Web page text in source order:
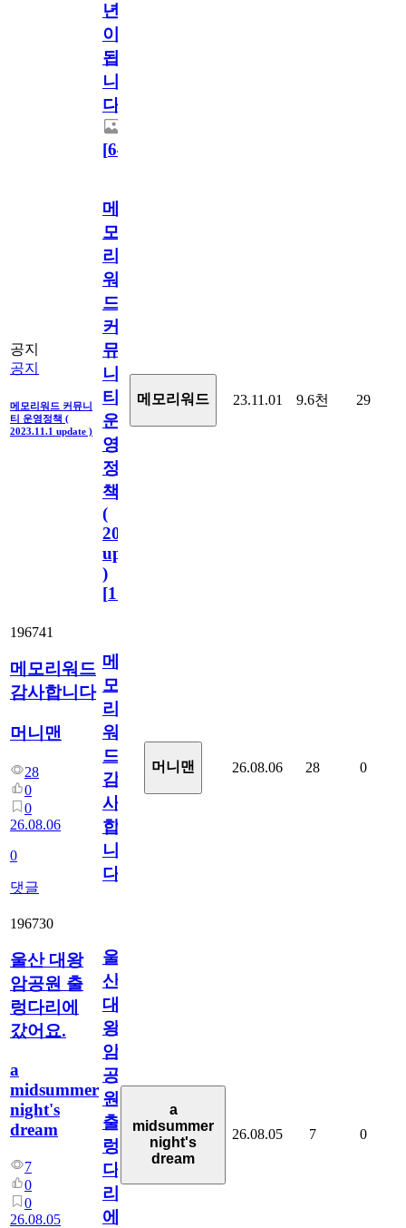
년
이
됩
니
다.
[64
공지
공지
메모리워드 커뮤니
티 운영정책 (
2023.11.1 update )
메
모
리
워
드
커
뮤
니
티
운
영
정
책
(
2023.11.1
update
)
[110
메모리워드 23.11.01 9.6천 29
196741
메모리워드
감사합니다
머니맨
28
0
0
26.08.06
0
댓글
메
모
리
워
드
감
사
합
니
다
머니맨 26.08.06 28 0
196730
울산 대왕
암공원 출
렁다리에
갔어요.
a
midsummer
night's
dream
7
0
0
26.08.05
울
산
대
왕
암
공
원
출
렁
다
리
에
a
midsummer
night's
dream
26.08.05 7 0